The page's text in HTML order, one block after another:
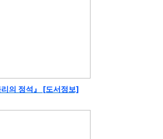
리의 정석』 [도서정보]